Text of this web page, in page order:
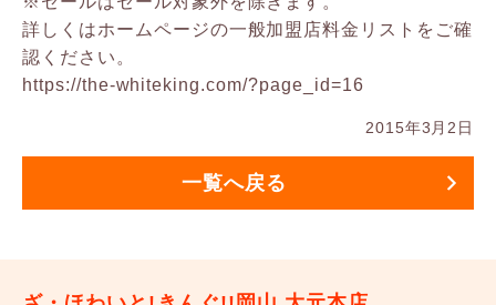
詳しくはホームページの一般加盟店料金リストをご確
認ください。
https://the-whiteking.com/?page_id=16
2015年3月2日
一覧へ戻る